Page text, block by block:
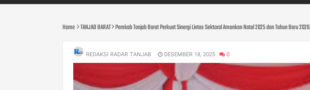
Home TANJAB BARAT Pemkab Tanjab Barat Perkuat Sinergi Lintas Sektoral Amankan Natal 2025 dan Tahun Baru 2026
REDAKSI RADAR TANJAB DESEMBER 18, 2025 0